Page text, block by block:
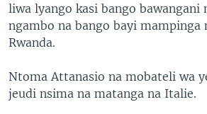
liwa lyango kasi bango bawangani
ngambo na bango bayi mampinga
Rwanda.
Ntoma Attanasio na mobateli wa
jeudi nsima na matanga na Italie.